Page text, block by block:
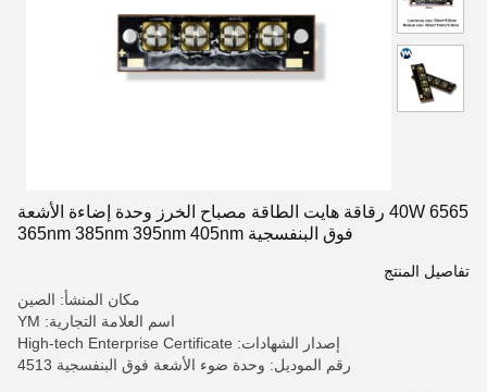
6565 40W رقاقة هايت الطاقة مصباح الخرز وحدة إضاءة الأشعة
فوق البنفسجية 365nm 385nm 395nm 405nm
تفاصيل المنتج
مكان المنشأ: الصين
اسم العلامة التجارية: YM
إصدار الشهادات: High-tech Enterprise Certificate
رقم الموديل: وحدة ضوء الأشعة فوق البنفسجية 4513